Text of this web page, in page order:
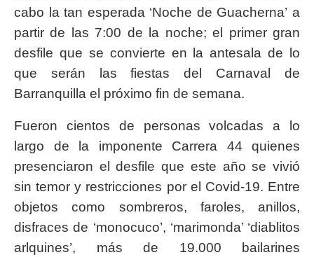
cabo la tan esperada ‘Noche de Guacherna’ a
partir de las 7:00 de la noche; el primer gran
desfile que se convierte en la antesala de lo
que serán las fiestas del Carnaval de
Barranquilla el próximo fin de semana.
Fueron cientos de personas volcadas a lo
largo de la imponente Carrera 44 quienes
presenciaron el desfile que este año se vivió
sin temor y restricciones por el Covid-19. Entre
objetos como sombreros, faroles, anillos,
disfraces de ‘monocuco’, ‘marimonda’ ‘diablitos
arlquines’, más de 19.000 bailarines